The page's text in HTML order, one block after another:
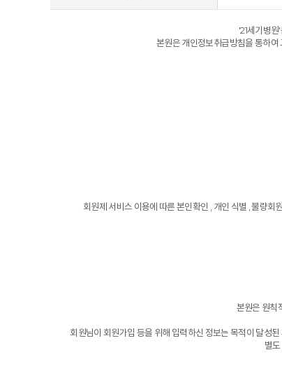
'21세기병
본원은 개인정보취급방침을 통하여
회원제 서비스 이용에 따른 본인확인 , 개인 식별 , 불량회
본원은 원칙
회원님이 회원가입 등을 위해 입력하신 정보는 목적이 달성
별